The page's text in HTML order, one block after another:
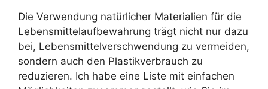
Die Verwendung natürlicher Materialien für die
Lebensmittelaufbewahrung trägt nicht nur dazu
bei, Lebensmittelverschwendung zu vermeiden,
sondern auch den Plastikverbrauch zu
reduzieren. Ich habe eine Liste mit einfachen